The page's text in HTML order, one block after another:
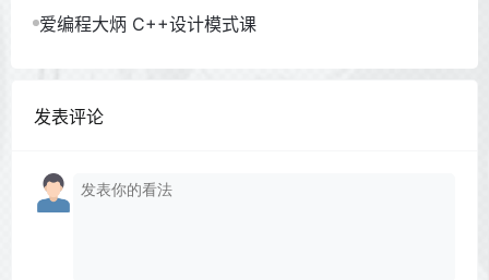
爱编程大炳 C++设计模式课
发表评论